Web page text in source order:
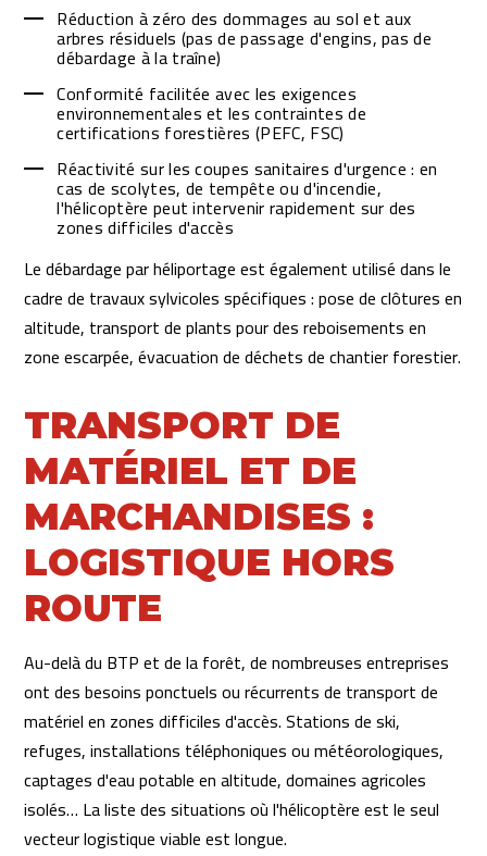
Réduction à zéro des dommages au sol et aux
arbres résiduels (pas de passage d'engins, pas de
débardage à la traîne)
Conformité facilitée avec les exigences
environnementales et les contraintes de
certifications forestières (PEFC, FSC)
Réactivité sur les coupes sanitaires d'urgence : en
cas de scolytes, de tempête ou d'incendie,
l'hélicoptère peut intervenir rapidement sur des
zones difficiles d'accès
Le débardage par héliportage est également utilisé dans le
cadre de travaux sylvicoles spécifiques : pose de clôtures en
altitude, transport de plants pour des reboisements en
zone escarpée, évacuation de déchets de chantier forestier.
TRANSPORT DE
MATÉRIEL ET DE
MARCHANDISES :
LOGISTIQUE HORS
ROUTE
Au-delà du BTP et de la forêt, de nombreuses entreprises
ont des besoins ponctuels ou récurrents de transport de
matériel en zones difficiles d'accès. Stations de ski,
refuges, installations téléphoniques ou météorologiques,
captages d'eau potable en altitude, domaines agricoles
isolés… La liste des situations où l'hélicoptère est le seul
vecteur logistique viable est longue.